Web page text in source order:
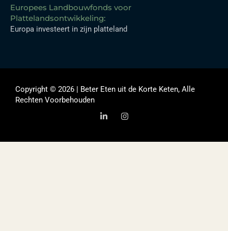
Europees Landbouwfonds voor
Plattelandsontwikkeling:
Europa investeert in zijn platteland
Copyright © 2026 | Beter Eten uit de Korte Keten, Alle
Rechten Voorbehouden